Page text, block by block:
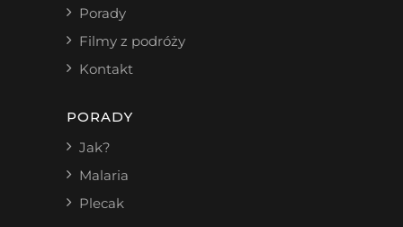
Porady
Filmy z podróży
Kontakt
PORADY
Jak?
Malaria
Plecak